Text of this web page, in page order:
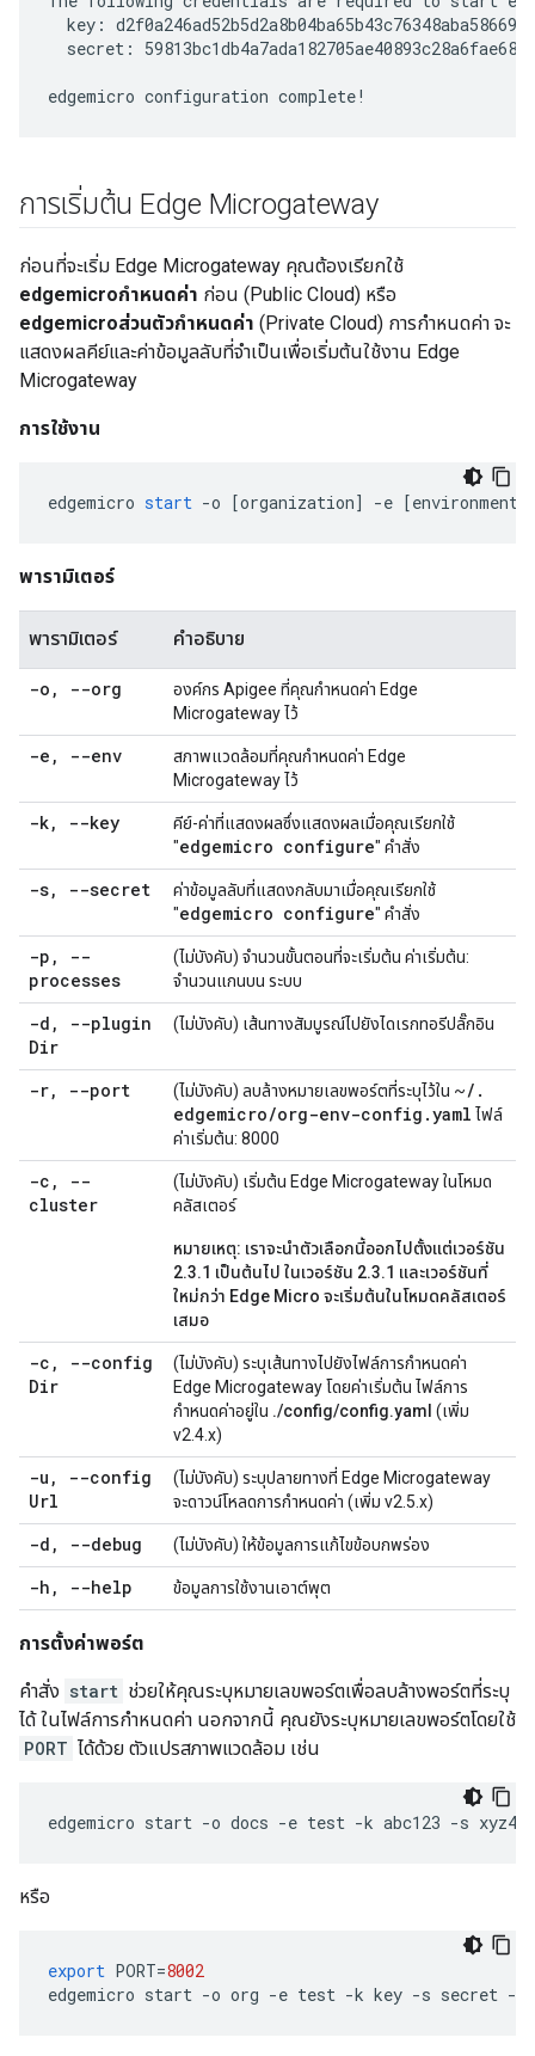
key:
secret:
edgemicro configuration complete!
การเริ่มต้น Edge Microgateway
ก่อนที่จะเริ่ม Edge Microgateway คุณต้องเรียกใช้
edgemicroกำหนดค่า ก่อน (Public Cloud) หรือ
edgemicroส่วนตัวกำหนดค่า (Private Cloud) การกำหนดค่า จะ
แสดงผลคีย์และค่าข้อมูลลับที่จำเป็นเพื่อเริ่มต้นใช้งาน Edge
Microgateway
การใช้งาน
edgemicro start -o [organization] -e [environment
พารามิเตอร์
พารามิเตอร์ คำอธิบาย
-o , --org
องค์กร Apigee ที่คุณกำหนดค่า Edge
Microgateway ไว้
-e , --env
สภาพแวดล้อมที่คุณกำหนดค่า Edge
Microgateway ไว้
-k, --key
คีย์-ค่าที่แสดงผลซึ่งแสดงผลเมื่อคุณเรียกใช้
"edgemicro configure" คำสั่ง
-s, --secret
ค่าข้อมูลลับที่แสดงกลับมาเมื่อคุณเรียกใช้
"edgemicro configure" คำสั่ง
-p ,
--
processes
(ไม่บังคับ) จำนวนขั้นตอนที่จะเริ่มต้น ค่าเริ่มต้น:
จำนวนแกนบน ระบบ
-d ,
--plugin
Dir
(ไม่บังคับ) เส้นทางสัมบูรณ์ไปยังไดเรกทอรีปลั๊กอิน
-r, --port (ไม่บังคับ) ลบล้างหมายเลขพอร์ตที่ระบุไว้ใน ~/ .
edgemicro/org-env-config .yaml ไฟล์
ค่าเริ่มต้น: 8000
-c ,
--
cluster
(ไม่บังคับ) เริ่มต้น Edge Microgateway ในโหมด
คลัสเตอร์
หมายเหตุ: เราจะนำตัวเลือกนี้ออกไปตั้งแต่เวอร์ชัน
2.3.1 เป็นต้นไป ในเวอร์ชัน 2.3.1 และเวอร์ชันที่
ใหม่กว่า Edge Micro จะเริ่มต้นในโหมดคลัสเตอร์
เสมอ
-c ,
--config
Dir
(ไม่บังคับ) ระบุเส้นทางไปยังไฟล์การกำหนดค่า
Edge Microgateway โดยค่าเริ่มต้น ไฟล์การ
กำหนดค่าอยู่ใน ./config/config.yaml (เพิ่ม
v2.4.x)
-u ,
--config
Url
(ไม่บังคับ) ระบุปลายทางที่ Edge Microgateway
จะดาวน์โหลดการกำหนดค่า (เพิ่ม v2.5.x)
-d , --debug (ไม่บังคับ) ให้ข้อมูลการแก้ไขข้อบกพร่อง
-h , --help ข้อมูลการใช้งานเอาต์พุต
การตั้งค่าพอร์ต
คำสั่ง start ช่วยให้คุณระบุหมายเลขพอร์ตเพื่อลบล้างพอร์ตที่ระบุ
ได้ ในไฟล์การกำหนดค่า นอกจากนี้ คุณยังระบุหมายเลขพอร์ตโดยใช้
PORT ได้ด้วย ตัวแปรสภาพแวดล้อม เช่น
edgemicro start -o docs -e test -k abc123 -s
หรือ
export PORT=8002
edgemicro start -o org -e test -k key -s secret -